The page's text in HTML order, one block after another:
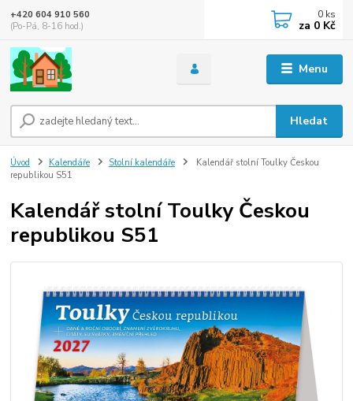
Menu
Hledat
+420 604 910 560
(Po-Pá, 8-16 hod.)
0 ks
za 0 Kč
Úvod Kalendáře Stolní kalendáře
Kalendář stolní Toulky Českou
republikou S51
Kalendář stolní Toulky Českou
republikou S51